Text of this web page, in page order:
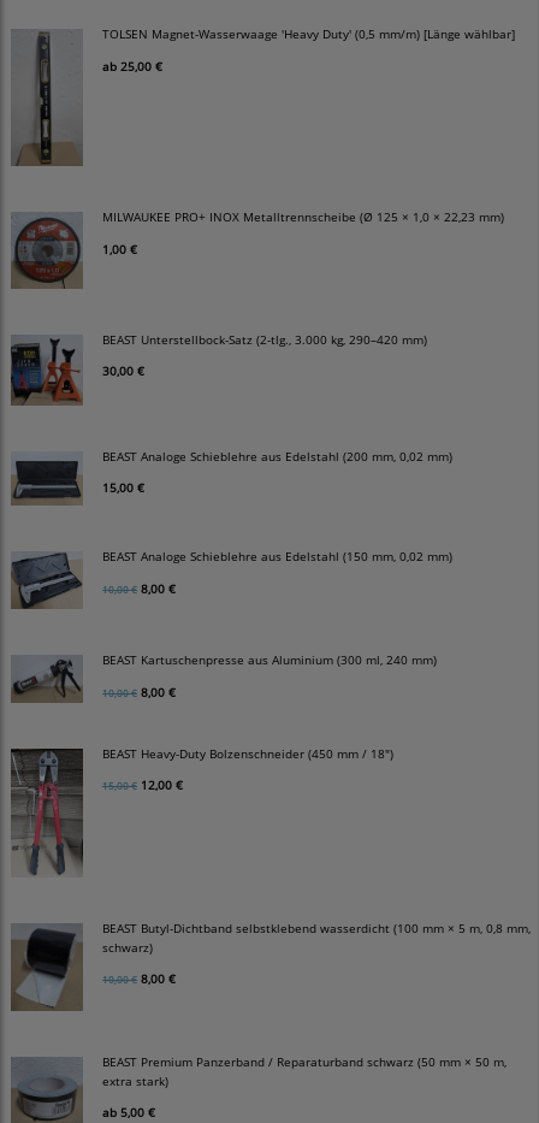
TOLSEN Magnet-Wasserwaage 'Heavy Duty' (0,5 mm/m) [Länge wählbar]
ab 25,00 €
MILWAUKEE PRO+ INOX Metalltrennscheibe (Ø 125 × 1,0 × 22,23 mm)
1,00 €
BEAST Unterstellbock-Satz (2-tlg., 3.000 kg, 290–420 mm)
30,00 €
BEAST Analoge Schieblehre aus Edelstahl (200 mm, 0,02 mm)
15,00 €
BEAST Analoge Schieblehre aus Edelstahl (150 mm, 0,02 mm)
10,00 € 8,00 €
BEAST Kartuschenpresse aus Aluminium (300 ml, 240 mm)
10,00 € 8,00 €
BEAST Heavy-Duty Bolzenschneider (450 mm / 18")
15,00 € 12,00 €
BEAST Butyl-Dichtband selbstklebend wasserdicht (100 mm × 5 m, 0,8 mm,
schwarz)
10,00 € 8,00 €
BEAST Premium Panzerband / Reparaturband schwarz (50 mm × 50 m,
extra stark)
ab 5,00 €